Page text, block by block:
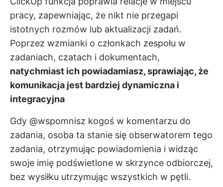
pracy, zapewniając, że nikt nie przegapi
istotnych rozmów lub aktualizacji zadań.
Poprzez wzmianki o członkach zespołu w
zadaniach, czatach i dokumentach,
natychmiast ich powiadamiasz, sprawiając, że
komunikacja jest bardziej dynamiczna i
integracyjna
Gdy @wspomnisz kogoś w komentarzu do
zadania, osoba ta stanie się obserwatorem tego
zadania, otrzymując powiadomienia i widząc
swoje imię podświetlone w skrzynce odbiorczej,
bez wysiłku utrzymując wszystkich w pętli.